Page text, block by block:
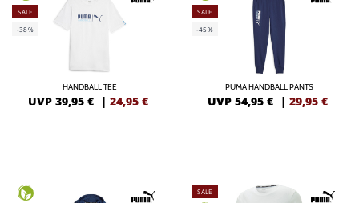
SALE
-38%
HANDBALL TEE
UVP 39,95 € | 24,95 €
SALE
-45%
PUMA HANDBALL PANTS
UVP 54,95 € | 29,95 €
SALE